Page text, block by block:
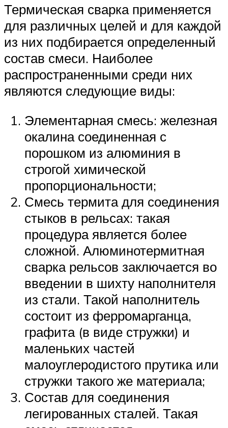
Термическая сварка применяется
для различных целей и для каждой
из них подбирается определенный
состав смеси. Наиболее
распространенными среди них
являются следующие виды:
Элементарная смесь: железная
окалина соединенная с
порошком из алюминия в
строгой химической
пропорциональности;
Смесь термита для соединения
стыков в рельсах: такая
процедура является более
сложной. Алюминотермитная
сварка рельсов заключается во
введении в шихту наполнителя
из стали. Такой наполнитель
состоит из ферромарганца,
графита (в виде стружки) и
маленьких частей
малоуглеродистого прутика или
стружки такого же материала;
Состав для соединения
легированных сталей. Такая